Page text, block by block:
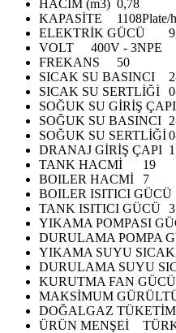
HACİM (m3) 0,78
KAPASİTE
1108Plate/
ELEKTRİK GÜCÜ
VOLT
400V - 3NPE
FREKANS
50
SICAK SU BASINCI
SICAK SU SERTLİĞİ
SOĞUK SU GİRİŞ ÇAPI
SOĞUK SU BASINCI
SOĞUK SU SERTLİĞİ
DRANAJ GİRİŞ ÇAPI
TANK HACMİ
19
BOILER HACMİ
7
BOILER ISITICI GÜCÜ
TANK ISITICI GÜCÜ 3
YIKAMA POMPASI
DURULAMA POMPA
YIKAMA SUYU
DURULAMA SUYU
KURUTMA FAN GÜCÜ
MAKSİMUM
DOĞALGAZ
ÜRÜN MENŞEİ